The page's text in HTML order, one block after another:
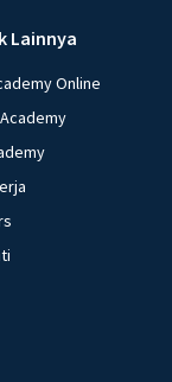
Lainnya
Online